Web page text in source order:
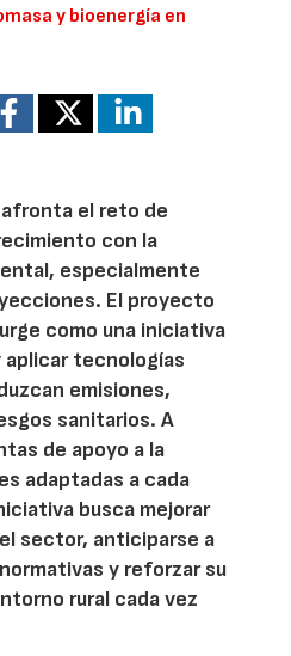
y bioenergía en
el reto de
con la
especialmente
El proyecto
como una iniciativa
aplicar tecnologías
emisiones,
sanitarios. A
de apoyo a la
adaptadas a cada
busca mejorar
sector, anticiparse a
y reforzar su
rural cada vez